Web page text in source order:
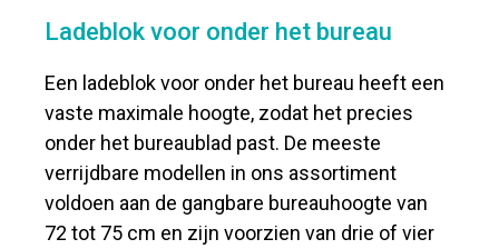
Ladeblok voor onder het bureau
Een ladeblok voor onder het bureau heeft een
vaste maximale hoogte, zodat het precies
onder het bureaublad past. De meeste
verrijdbare modellen in ons assortiment
voldoen aan de gangbare bureauhoogte van
72 tot 75 cm en zijn voorzien van drie of vier